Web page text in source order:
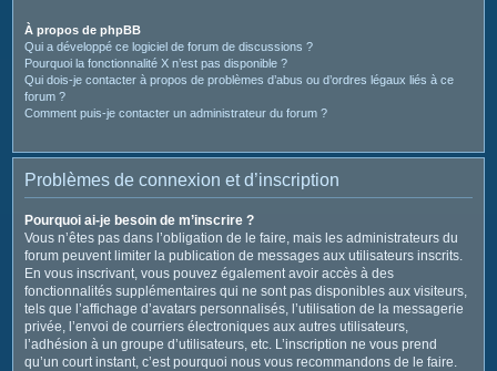
À propos de phpBB
Qui a développé ce logiciel de forum de discussions ?
Pourquoi la fonctionnalité X n’est pas disponible ?
Qui dois-je contacter à propos de problèmes d’abus ou d’ordres légaux liés à ce
forum ?
Comment puis-je contacter un administrateur du forum ?
Problèmes de connexion et d’inscription
Pourquoi ai-je besoin de m’inscrire ?
Vous n’êtes pas dans l’obligation de le faire, mais les administrateurs du
forum peuvent limiter la publication de messages aux utilisateurs inscrits.
En vous inscrivant, vous pouvez également avoir accès à des
fonctionnalités supplémentaires qui ne sont pas disponibles aux visiteurs,
tels que l’affichage d’avatars personnalisés, l’utilisation de la messagerie
privée, l’envoi de courriers électroniques aux autres utilisateurs,
l’adhésion à un groupe d’utilisateurs, etc. L’inscription ne vous prend
qu’un court instant, c’est pourquoi nous vous recommandons de le faire.